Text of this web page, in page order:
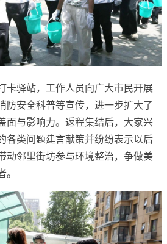
驿站，工作人员向广大市民开展
防安全科普等宣传，进一步扩大了
面与影响力。返程集结后，大家兴
各类问题建言献策并纷纷表示以后
动邻里街坊参与环境整治，争做美
。